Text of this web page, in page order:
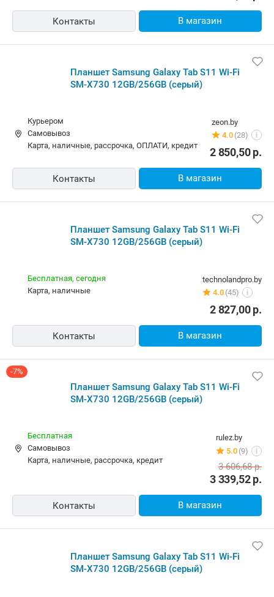
Контакты В магазин
Планшет Samsung Galaxy Tab S11 Wi-Fi
SM-X730 12GB/256GB (серый)
zeon.by
4.0 (28) i
Курьером
Самовывоз
карта, наличные, рассрочка, ОПЛАТИ, кредит
2 850,50р.
Контакты В магазин
Планшет Samsung Galaxy Tab S11 Wi-Fi
SM-X730 12GB/256GB (серый)
technolandpro.by
4.0 (45) i
Бесплатная, сегодня
карта, наличные
2 827,00р.
Контакты В магазин
-7%
Планшет Samsung Galaxy Tab S11 Wi-Fi
SM-X730 12GB/256GB (серый)
rulez.by
5.0 (9) i
Бесплатная
Самовывоз
карта, наличные, рассрочка, кредит
3 339,52р.
3 606,68р.
Контакты В магазин
Планшет Samsung Galaxy Tab S11 Wi-Fi
SM-X730 12GB/256GB (серый)